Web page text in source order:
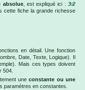
absolue, est expliqué ici :3.2
cette fiche la grande richesse
en détail. Une fonction
Date, Texte, Logique). Il
Mais ces types doivent
504.
uneconstante ou une
paramètres en constantes.